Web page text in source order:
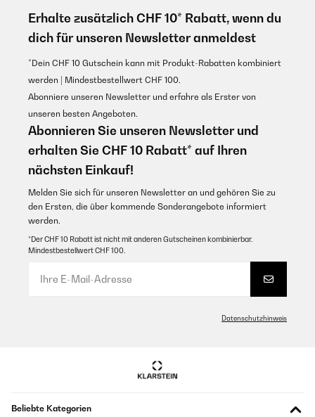
Erhalte zusätzlich CHF 10* Rabatt, wenn du
dich für unseren Newsletter anmeldest
*Dein CHF 10 Gutschein kann mit Produkt-Rabatten kombiniert
werden | Mindestbestellwert CHF 100.
Abonniere unseren Newsletter und erfahre als Erster von
unseren besten Angeboten.
Abonnieren Sie unseren Newsletter und
erhalten Sie CHF 10 Rabatt* auf Ihren
nächsten Einkauf!
Melden Sie sich für unseren Newsletter an und gehören Sie zu
den Ersten, die über kommende Sonderangebote informiert
werden.
*Der CHF 10 Rabatt ist nicht mit anderen Gutscheinen kombinierbar.
Mindestbestellwert CHF 100.
Datenschutzhinweis
Beliebte Kategorien